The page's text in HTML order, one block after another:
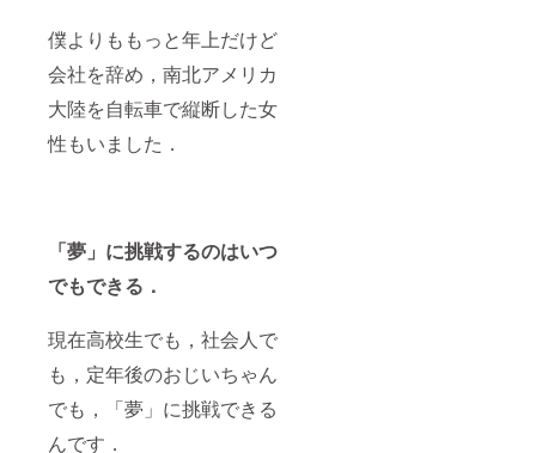
僕よりももっと年上だけど
会社を辞め，南北アメリカ
大陸を自転車で縦断した女
性もいました．
「夢」に挑戦するのはいつ
でもできる．
現在高校生でも，社会人で
も，定年後のおじいちゃん
でも，「夢」に挑戦できる
んです．